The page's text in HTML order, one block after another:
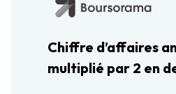
Chiffre d’affaires
multiplié par 2 en